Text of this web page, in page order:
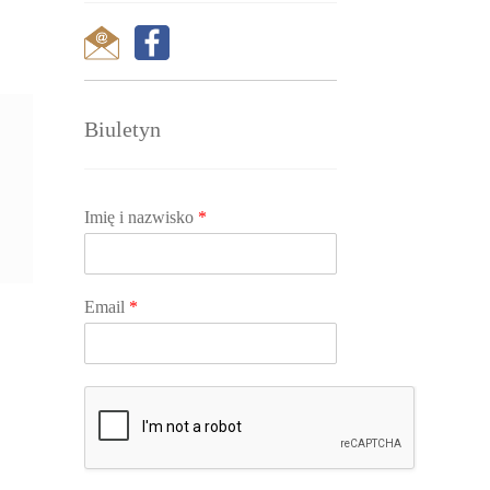
Biuletyn
Imię i nazwisko *
Email *